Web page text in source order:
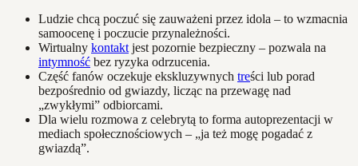
Ludzie chcą poczuć się zauważeni przez idola – to wzmacnia
samoocenę i poczucie przynależności.
Wirtualny kontakt jest pozornie bezpieczny – pozwala na
intymność bez ryzyka odrzucenia.
Część fanów oczekuje ekskluzywnych treści lub porad
bezpośrednio od gwiazdy, licząc na przewagę nad
„zwykłymi” odbiorcami.
Dla wielu rozmowa z celebrytą to forma autoprezentacji w
mediach społecznościowych – „ja też mogę pogadać z
gwiazdą”.